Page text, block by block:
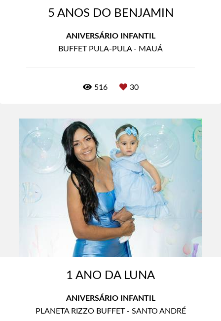
5 ANOS DO BENJAMIN
ANIVERSÁRIO INFANTIL
BUFFET PULA-PULA - MAUÁ
516 30
1 ANO DA LUNA
ANIVERSÁRIO INFANTIL
PLANETA RIZZO BUFFET - SANTO ANDRÉ